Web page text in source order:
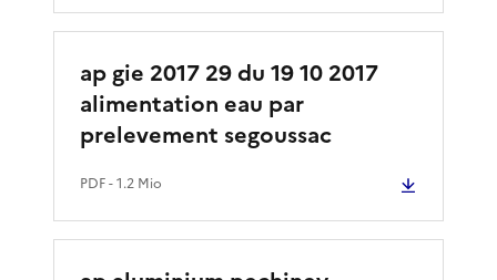
ap gie 2017 29 du 19 10 2017
alimentation eau par
prelevement segoussac
PDF- 1.2 Mio